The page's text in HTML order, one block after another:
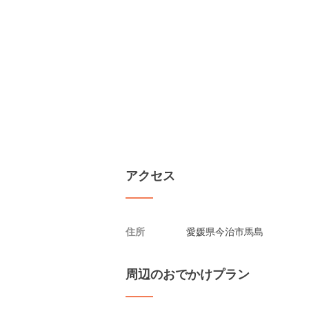
アクセス
住所 愛媛県今治市馬島
周辺のおでかけプラン